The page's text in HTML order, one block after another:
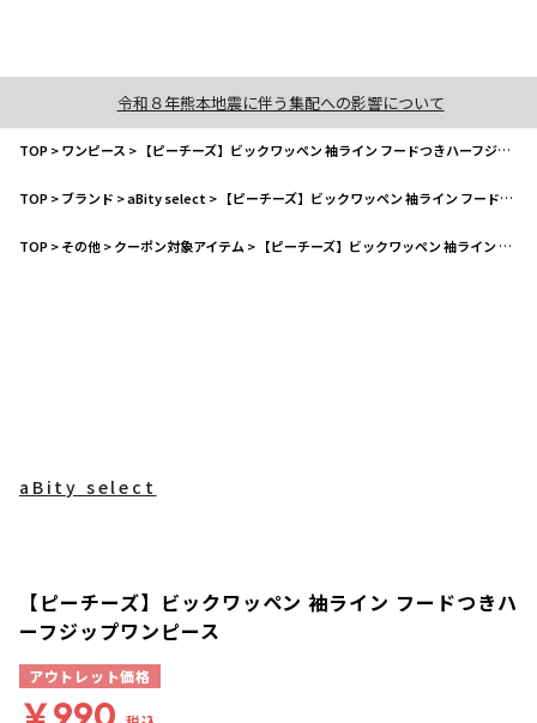
令和８年熊本地震に伴う集配への影響について
TOP>ワンピース > 【ピーチーズ】ビックワッペン 袖ライン フードつきハーフジップワンピース
TOP>ブランド >aBity select > 【ピーチーズ】ビックワッペン 袖ライン フードつきハーフジップワンピース
TOP>その他>クーポン対象アイテム > 【ピーチーズ】ビックワッペン 袖ライン フードつきハーフジップワンピース
aBity select
【ピーチーズ】ビックワッペン 袖ライン フードつきハ
ーフジップワンピース
アウトレット価格
￥990